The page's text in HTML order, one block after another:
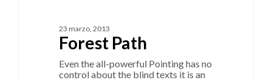
23 marzo, 2013
Forest Path
Even the all-powerful Pointing has no
control about the blind texts it is an